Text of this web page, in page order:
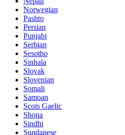
Norwegian
Pashto
Persian
Punjabi
Serbian
Sesotho
Sinhala
Slovak
Slovenian
Somali
Samoan
Scots Gaelic
Shona
Sindhi
Sundanese